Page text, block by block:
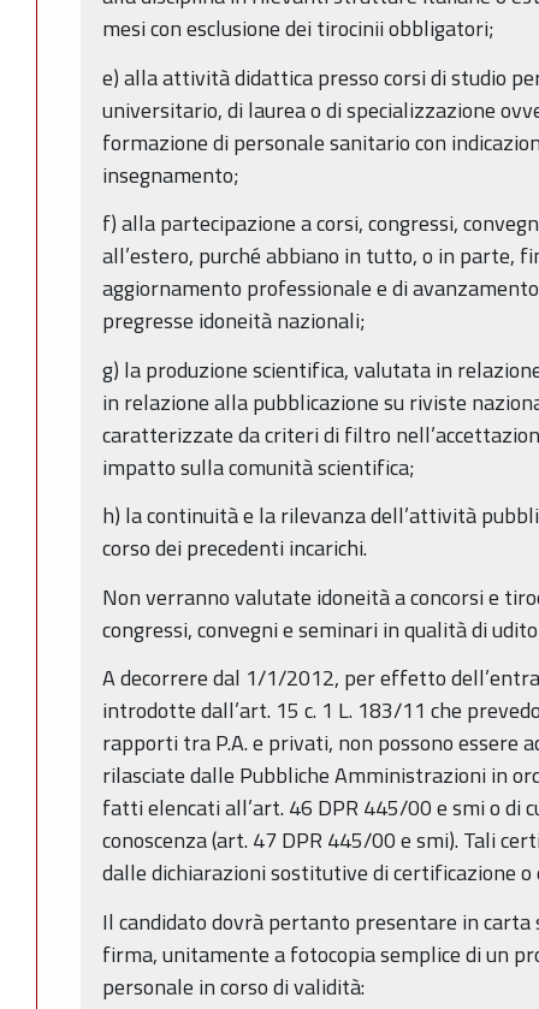
mesi con esclusione dei tirocinii obbligatori;
e) alla attività didattica presso corsi di studio
universitario, di laurea o di specializzazione
formazione di personale sanitario con
insegnamento;
f) alla partecipazione a corsi, congressi,
all’estero, purché abbiano in tutto, o in parte,
aggiornamento professionale e di
pregresse idoneità nazionali;
g) la produzione scientifica, valutata in
in relazione alla pubblicazione su riviste
caratterizzate da criteri di filtro
impatto sulla comunità scientifica;
h) la continuità e la rilevanza dell’attività
corso dei precedenti incarichi.
Non verranno valutate idoneità a concorsi e
congressi, convegni e seminari in qualità di
A decorrere dal 1/1/2012, per effetto
introdotte dall’art. 15 c. 1 L. 183/11 che
rapporti tra P.A. e privati, non possono essere
rilasciate dalle Pubbliche Amministrazioni in
fatti elencati all’art. 46 DPR 445/00 e smi o di
conoscenza (art. 47 DPR 445/00 e smi). Tali
dalle dichiarazioni sostitutive di certificazione
Il candidato dovrà pertanto presentare in carta
firma, unitamente a fotocopia semplice di un
personale in corso di validità: